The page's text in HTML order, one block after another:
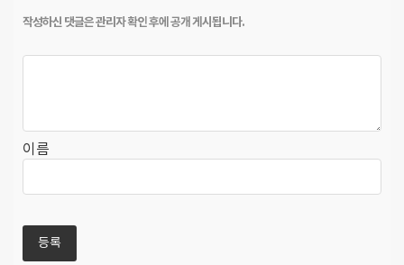
이름